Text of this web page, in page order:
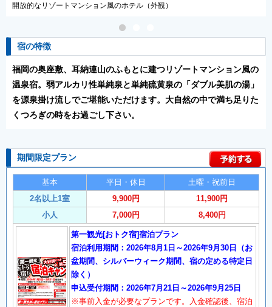
解放感あふれる露天風呂でゆっくりと（露天風呂）
宿の特徴
福岡の奥座敷、耳納連山のふもとに建つリゾートマンション風の
温泉宿。弱アルカリ性単純泉と単純硫黄泉の「ダブル美肌の湯」
を源泉掛け流しでご堪能いただけます。大自然の中で満ち足りた
くつろぎの時をお過ごし下さい。
期間限定プラン
基本 平日・休日
土曜・祝前日
2名以上1室
9,900円
11,900円
小人
7,000円 8,400円
第一観光[おトク宿]宿泊プラン
宿泊利用期間：2026年8月1日～2026年9月30日（お
盆期間、シルバーウィーク期間、宿の定める特定日
除く）
申込受付期間：2026年7月21日～2026年9月25日
※事前入金が必要なプランです。入金確認後、宿泊